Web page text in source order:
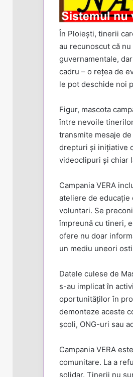
În Ploiești, tinerii
au recunoscut că
guvernamentale,
cadru – o rețea de
le pot deschide noi
Figur, mascota
între nevoile
transmite mesaje
drepturi și inițiative
videoclipuri și chiar
Campania VERA
ateliere de
voluntari. Se
împreună cu tineri,
ofere nu doar
un mediu uneori
Datele culese de
s-au implicat în
oportunităților în
demonteze aceste
școli, ONG-uri sau
Campania VERA
comunitare. La a
solidar. Tinerii nu